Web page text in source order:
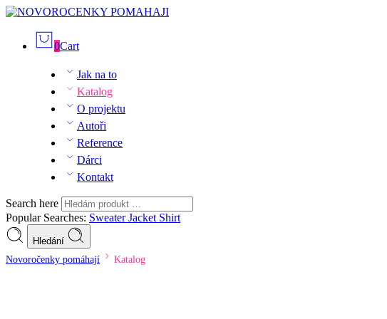
0Cart
Jak na to
Katalog
O projektu
Autoři
Reference
Dárci
Kontakt
Search here
Popular Searches: SweaterJacket Shirt
Hledání
Novoročenky pomáhají Katalog